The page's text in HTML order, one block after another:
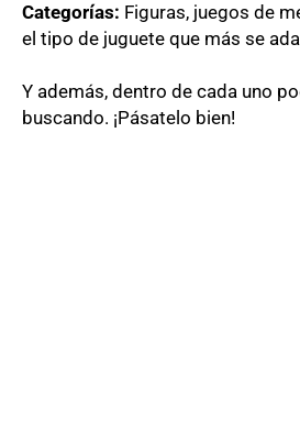
Categorías: Figuras, juegos de
el tipo de juguete que más se
Y además, dentro de cada uno
buscando. ¡Pásatelo bien!